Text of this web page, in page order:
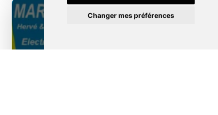
Changer mes préférences